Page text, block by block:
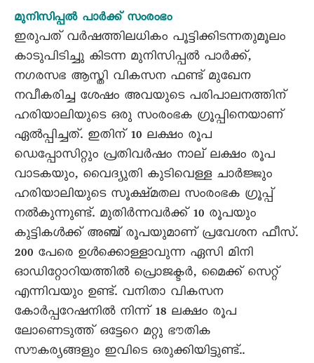
മുനിസിപ്പൽ പാർക്ക് സംരംഭം
ഇരുപത് വർഷത്തിലധികം പൂട്ടിക്കിടന്നതുമൂലം
കാടുപിടിച്ചു കിടന്ന മുനിസിപ്പൽ പാർക്ക്,
നഗരസഭ ആസ്തി വികസന ഫണ്ട് മുഖേന
നവീകരിച്ച ശേഷം അവയുടെ പരിപാലനത്തിന്
ഹരിയാലിയുടെ ഒരു സംരംഭക ഗ്രൂപ്പിനെയാണ്
ഏൽപ്പിച്ചത്. ഇതിന് 10 ലക്ഷം രൂപ
ഡെപ്പോസിറ്റും പ്രതിവർഷം നാല് ലക്ഷം രൂപ
വാടകയും, വൈദ്യുതി കുടിവെള്ള ചാർജ്ജും
ഹരിയാലിയുടെ സൂക്ഷ്മതല സംരംഭക ഗ്രൂപ്പ്
നൽകുന്നുണ്ട്. മുതിർന്നവർക്ക്‌ 10 രൂപയും
കുട്ടികൾക്ക് അഞ്ച് രൂപയുമാണ് പ്രവേശന ഫീസ്.
200 പേരെ ഉൾക്കൊള്ളാവുന്ന ഏസി മിനി
ഓഡിറ്റോറിയത്തിൽ പ്രൊജക്ടർ, മൈക്ക് സെറ്റ്
എന്നിവയും ഉണ്ട്. വനിതാ വികസന
കോർപ്പറേഷനിൽ നിന്ന് 18 ലക്ഷം രൂപ
ലോണെടുത്ത് ഒട്ടേറെ മറ്റു ഭൗതിക
സൗകര്യങ്ങളും ഇവിടെ ഒരുക്കിയിട്ടുണ്ട്..